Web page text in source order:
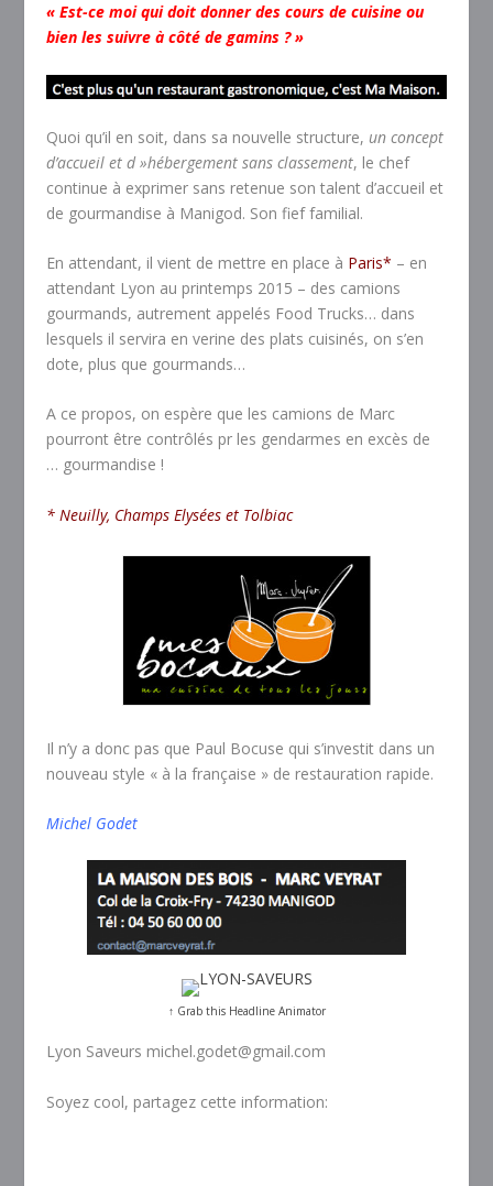
« Est-ce moi qui doit donner des cours de cuisine ou
bien les suivre à côté de gamins ? »
Quoi qu’il en soit, dans sa nouvelle structure, un concept
d’accueil et d »hébergement sans classement, le chef
continue à exprimer sans retenue son talent d’accueil et
de gourmandise à Manigod. Son fief familial.
En attendant, il vient de mettre en place à Paris* – en
attendant Lyon au printemps 2015 – des camions
gourmands, autrement appelés Food Trucks… dans
lesquels il servira en verine des plats cuisinés, on s’en
dote, plus que gourmands…
A ce propos, on espère que les camions de Marc
pourront être contrôlés pr les gendarmes en excès de
… gourmandise !
* Neuilly, Champs Elysées et Tolbiac
Il n’y a donc pas que Paul Bocuse qui s’investit dans un
nouveau style « à la française » de restauration rapide.
Michel Godet
↑ Grab this Headline Animator
Lyon Saveurs michel.godet@gmail.com
Soyez cool, partagez cette information: